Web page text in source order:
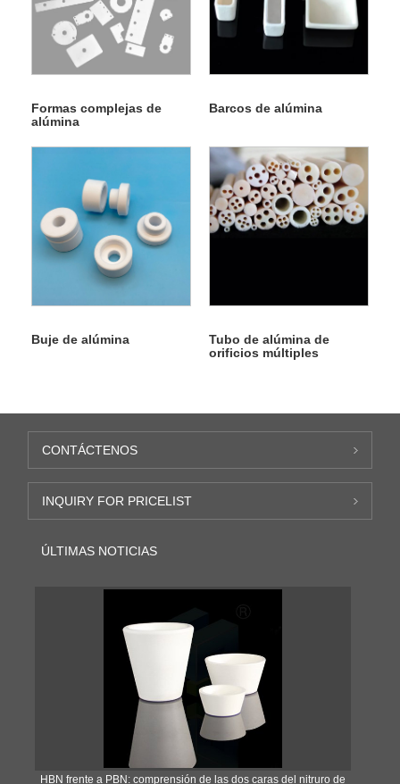
Formas complejas de
alúmina
Barcos de alúmina
Buje de alúmina
Tubo de alúmina de
orificios múltiples
CONTÁCTENOS
INQUIRY FOR PRICELIST
ÚLTIMAS NOTICIAS
​HBN frente a PBN: comprensión de las dos caras del nitruro de